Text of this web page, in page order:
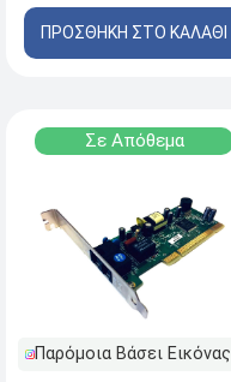
ΠΡΟΣΘΗΚΗ ΣΤΟ ΚΑΛΑΘΙ
Σε Απόθεμα
Παρόμοια Βάσει Εικόνας